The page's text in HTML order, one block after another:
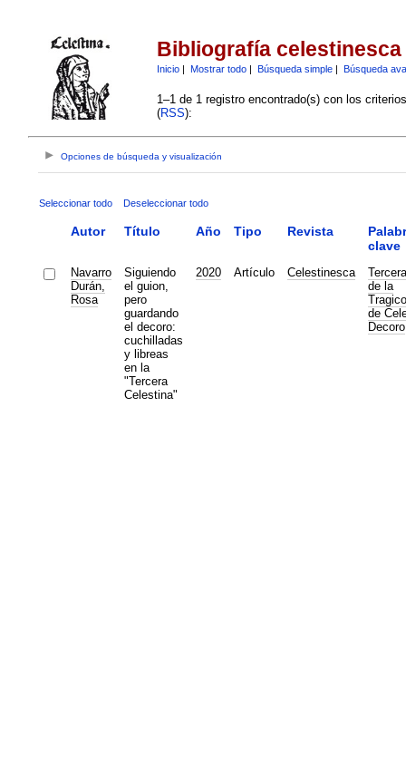
Bibliografía celestinesca
Inicio| Mostrar todo| Búsqueda simple| Búsqueda
1–1 de 1 registro encontrado(s) con los
(RSS):
Opciones de búsqueda y visualización
Seleccionar todo Deseleccionar todo
Autor Título Año Tipo Revista
clave
Navarro
Durán,
Rosa
Siguiendo
el guion,
pero
guardando
el decoro:
cuchilladas
y libreas
en la
"Tercera
Celestina"
2020 Artículo Celestinesca
de la
de
Decoro